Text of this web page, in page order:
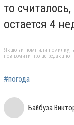
то
остается 4
Якщо ви помітили помилку,
повідомити про це редакцію
#погода
Байбуза